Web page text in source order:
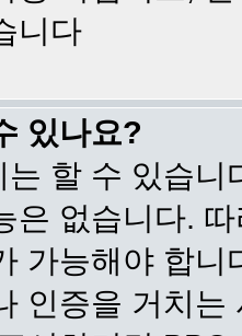
니다
있나요?
할 수 있습
은 없습니다.
가능해야 합
인증을 거치